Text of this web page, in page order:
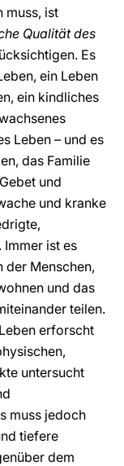
muss, ist
Qualität des
Es
ein Leben
ein kindliches
Leben – und es
das Familie
und
und kranke
ist es
der Menschen,
und das
teilen.
erforscht
untersucht
muss jedoch
tiefere
dem